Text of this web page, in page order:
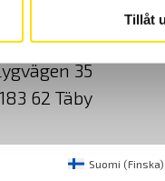
Tillåt
AB
35
183 62 Täby
Suomi (Finska)